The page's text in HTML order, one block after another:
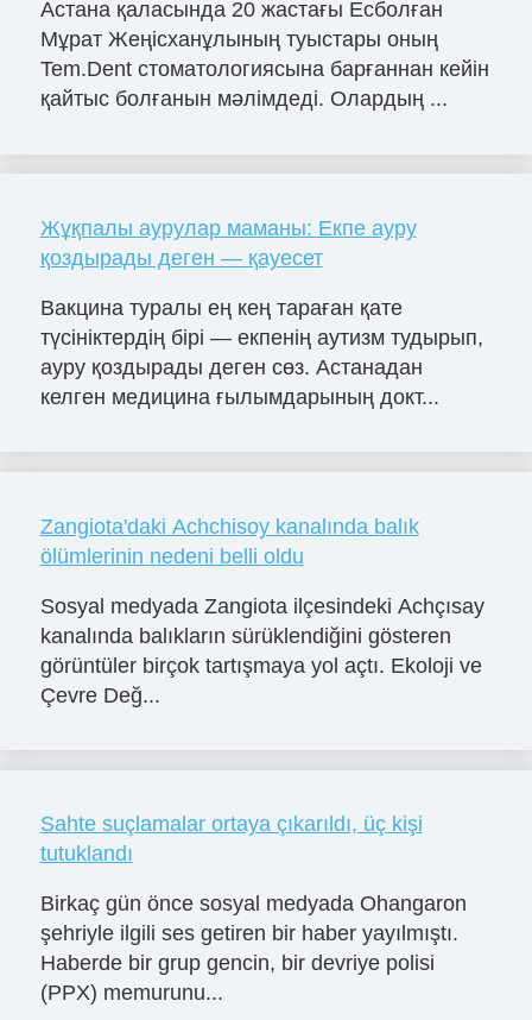
Астана қаласында 20 жастағы Есболған
Мұрат Жеңісханұлының туыстары оның
Tem.Dent стоматологиясына барғаннан кейін
қайтыс болғанын мәлімдеді. Олардың ...
Жұқпалы аурулар маманы: Екпе ауру
қоздырады деген — қауесет
Вакцина туралы ең кең тараған қате
түсініктердің бірі — екпенің аутизм тудырып,
ауру қоздырады деген сөз. Астанадан
келген медицина ғылымдарының докт...
Zangiota'daki Achchisoy kanalında balık
ölümlerinin nedeni belli oldu
Sosyal medyada Zangiota ilçesindeki Achçısay
kanalında balıkların sürüklendiğini gösteren
görüntüler birçok tartışmaya yol açtı. Ekoloji ve
Çevre Değ...
Sahte suçlamalar ortaya çıkarıldı, üç kişi
tutuklandı
Birkaç gün önce sosyal medyada Ohangaron
şehriyle ilgili ses getiren bir haber yayılmıştı.
Haberde bir grup gencin, bir devriye polisi
(PPX) memurunu...